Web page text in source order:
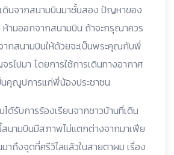
ดินจากสนามบินมาชั้นสอง ปัญหาของ
ห้ามออกจากสนามบิน ถ้าจะกรุณาควร
ากสนามบินให้ด้วยจะเป็นพระคุณกับพี่
ไปมา โดยการใช้การเดินทางอากาศ
นคุณูปการแก่พี่น้องประชาชน
ด้รับการร้องเรียนจากชาวบ้านที่เดิน
นามบินมีสภาพไม่แตกต่างจากมาเฟีย
มาถึงจุดที่ศรีวิไลแล้วในสายตาผม เรื่อง